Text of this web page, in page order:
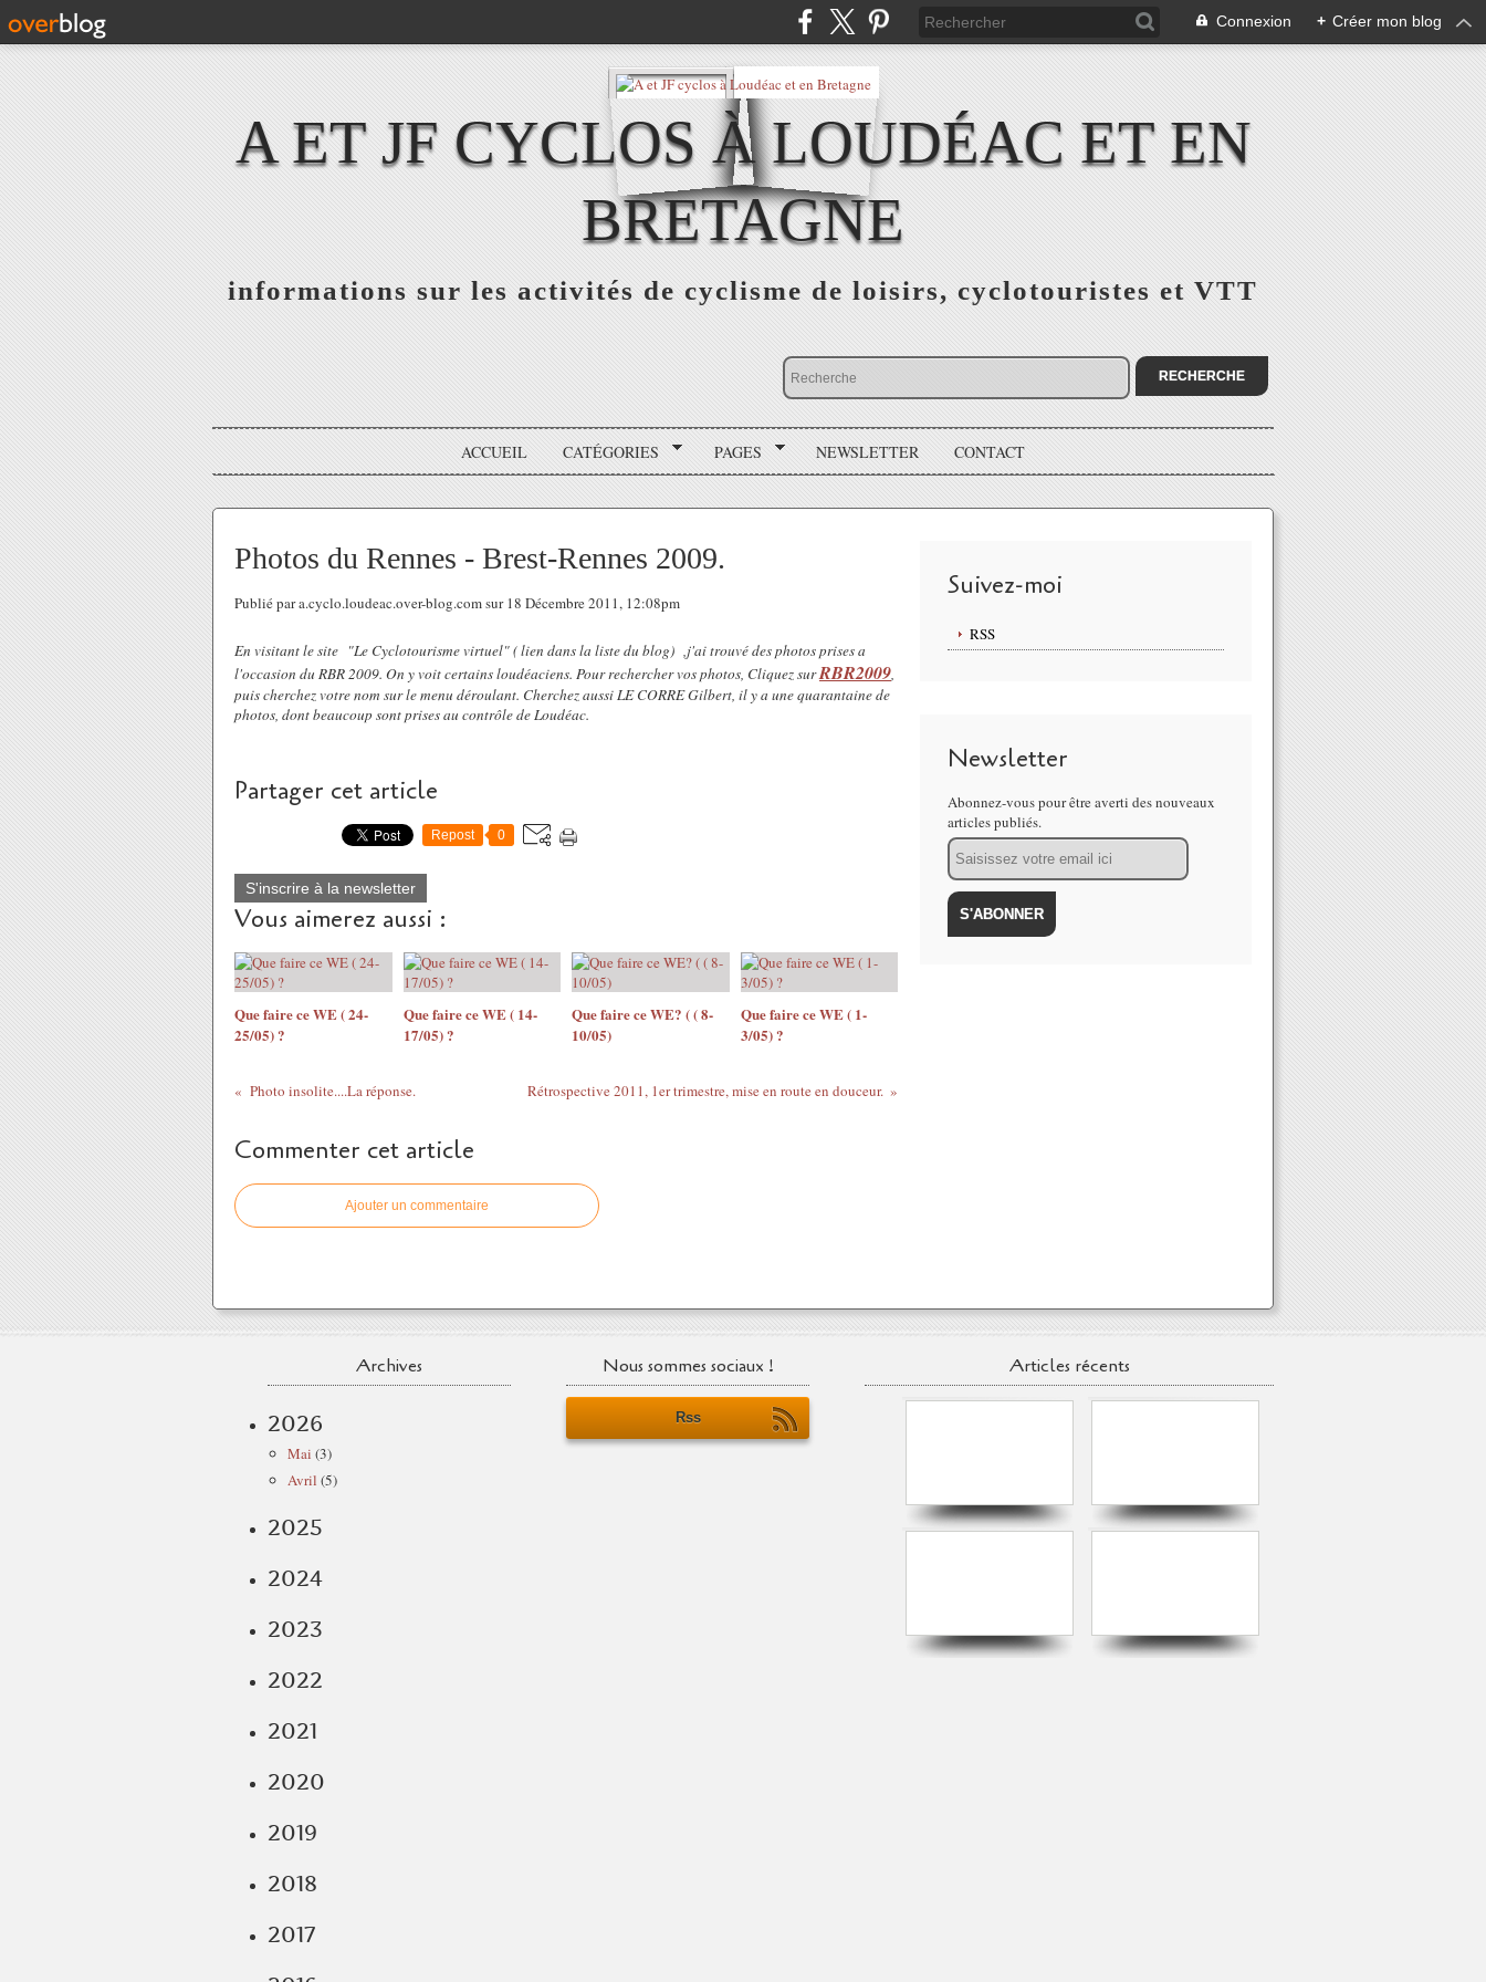
Connexion + Créer mon blog
A ET JF CYCLOS À LOUDÉAC ET EN
BRETAGNE
informations sur les activités de cyclisme de loisirs, cyclotouristes et VTT
ACCUEIL CATÉGORIES PAGES NEWSLETTER CONTACT
Photos du Rennes - Brest-Rennes 2009.
Publié par a.cyclo.loudeac.over-blog.com sur 18 Décembre 2011, 12:08pm
En visitant le site "Le Cyclotourisme virtuel" ( lien dans la liste du blog) ,j'ai trouvé des photos prises a
l'occasion du RBR 2009. On y voit certains loudéaciens. Pour rechercher vos photos, Cliquez surRBR2009,
puis cherchez votre nom sur le menu déroulant. Cherchez aussi LE CORRE Gilbert, il y a une quarantaine de
photos, dont beaucoup sont prises au contrôle de Loudéac.
Partager cet article
Repost 0
S'inscrire à la newsletter
Vous aimerez aussi :
Que faire ce WE ( 24-
25/05) ?
Que faire ce WE ( 14-
17/05) ?
Que faire ce WE? ( ( 8-
10/05)
Que faire ce WE ( 1-
3/05) ?
Photo insolite....La réponse. Rétrospective 2011, 1er trimestre, mise en route en douceur.
Commenter cet article
Ajouter un commentaire
Suivez-moi
RSS
Newsletter
Abonnez-vous pour être averti des nouveaux
articles publiés.
Email
Archives
2026
Mai (3)
Avril (5)
2025
2024
2023
2022
2021
2020
2019
2018
2017
Nous sommes sociaux !
Rss
Articles récents